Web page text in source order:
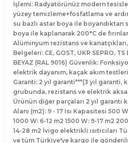
İşlemi: Radyatörünüz modern
yüzey temizleme+fosfatlama ve
su bazlı astar boya ile
boya ile kaplanarak 200°C de
Alüminyum rezistans ve
Belgeleri: CE, GOST, UKR SEPRO,
BEYAZ (RAL 9016) Güvenlik:
elektrik dayanım, kaçak akım
Garanti: 2 yıl garanti***(3 yıl garanti,
grubunda, rezistans ve elektrik
Ürünün diğer parçaları 2 yıl garanti
Alanı (m2): 9 - 17 Isı Kapasitesi 500
1000 W: 6-12 m2 1500 W: 9-17 m2
14-28 m2 İvigo elektrikli ısıtıcıları
ve tüm Türkiye'ye kargo ile